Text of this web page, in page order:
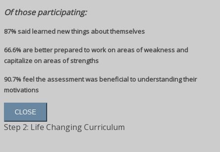
Of those participating:
87% said learned new things about themselves
66.6% are better prepared to work on areas of weakness and
capitalize on areas of strengths
90.7% feel the assessment was beneficial to understanding their
motivations
CLOSE
Step 2: Life Changing Curriculum